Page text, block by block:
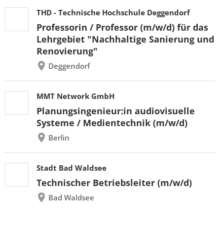
THD - Technische Hochschule Deggendorf
Professorin / Professor (m/w/d) für das
Lehrgebiet "Nachhaltige Sanierung und
Renovierung"
Deggendorf
MMT Network GmbH
Planungsingenieur:in audiovisuelle
Systeme / Medientechnik (m/w/d)
Berlin
Stadt Bad Waldsee
Technischer Betriebsleiter (m/w/d)
Bad Waldsee